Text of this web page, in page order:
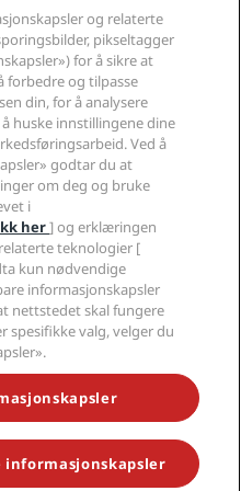
utvikling
Rewards
TILBUDENE VÅRE
RHG Radisson Hotel
og relaterte
pikseltagger
for å sikre at
og tilpasse
din, for å analysere
huske innstillingene dine
Ved å
godtar du at
om deg og bruke
i
her] og erklæringen
teknologier [
kun nødvendige
informasjonskapsler
nettstedet skal fungere
spesifikke valg, velger du
informasjonskapsler